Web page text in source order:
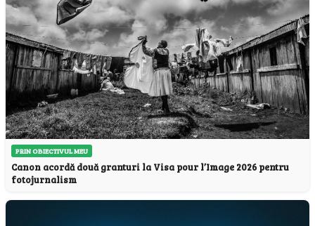
PRIN OBIECTIVUL MEU
Canon acordă două granturi la Visa pour l’Image 2026 pentru
fotojurnalism